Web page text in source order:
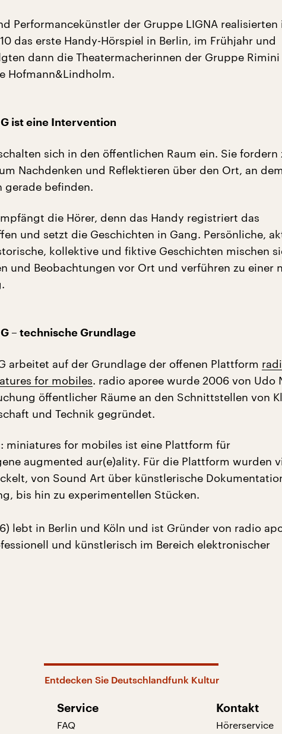
Performancekünstler der Gruppe LIGNA realisierten
das erste Handy-Hörspiel in Berlin, im Frühjahr und
dann die Theatermacherinnen der Gruppe Rimini
Hofmann&Lindholm.
ist eine Intervention
sich in den öffentlichen Raum ein. Sie fordern
Nachdenken und Reflektieren über den Ort, an
gerade befinden.
die Hörer, denn das Handy registriert das
und setzt die Geschichten in Gang. Persönliche,
kollektive und fiktive Geschichten mischen
und Beobachtungen vor Ort und verführen zu einer
– technische Grundlage
arbeitet auf der Grundlage der offenen Plattform
for mobiles. radio aporee wurde 2006 von Udo
öffentlicher Räume an den Schnittstellen von
und Technik gegründet.
miniatures for mobiles ist eine Plattform für
augmented aur(e)ality. Für die Plattform wurden
von Sound Art über künstlerische
bis hin zu experimentellen Stücken.
lebt in Berlin und Köln und ist Gründer von radio
und künstlerisch im Bereich elektronischer
Entdecken Sie Deutschlandfunk Kultur
Service
FAQ
Kontakt
Hörerservice